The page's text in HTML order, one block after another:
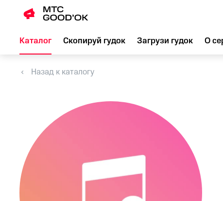
Каталог Скопируй гудок Загрузи гудок О
Назад к каталогу